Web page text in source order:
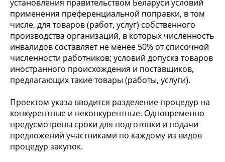
установления правительством Беларуси условий
применения преференциальной поправки, в том
числе, для товаров (работ, услуг) собственного
производства организаций, в которых численность
инвалидов составляет не менее 50% от списочной
численности работников; условий допуска товаров
иностранного происхождения и поставщиков,
предлагающих такие товары (работы, услуги).
Проектом указа вводится разделение процедур на
конкурентные и неконкурентные. Одновременно
предусмотрены сроки для подготовки и подачи
предложений участниками по каждому из видов
процедур закупок.